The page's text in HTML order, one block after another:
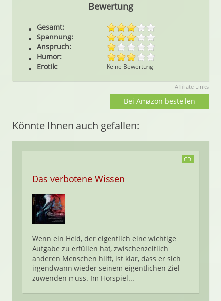
Bewertung
Gesamt:
Spannung:
Anspruch:
Humor:
Erotik:
Keine Bewertung
Affiliate Links
Bei Amazon bestellen
Könnte Ihnen auch gefallen:
CD
Das verbotene Wissen
Wenn ein Held, der eigentlich eine wichtige
Aufgabe zu erfüllen hat, zwischenzeitlich
anderen Menschen hilft, ist klar, dass er sich
irgendwann wieder seinem eigentlichen Ziel
zuwenden muss. Im Hörspiel...